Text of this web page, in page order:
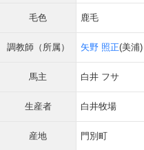
毛色 鹿毛
調教師（所属） 矢野 照正(美浦)
馬主 白井 フサ
生産者 白井牧場
産地 門別町